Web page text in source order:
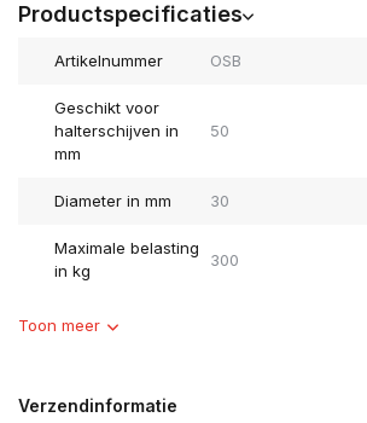
Productspecificaties
Artikelnummer OSB
Geschikt voor
halterschijven in
mm
50
Diameter in mm 30
Maximale belasting
in kg
300
Toon meer
Verzendinformatie